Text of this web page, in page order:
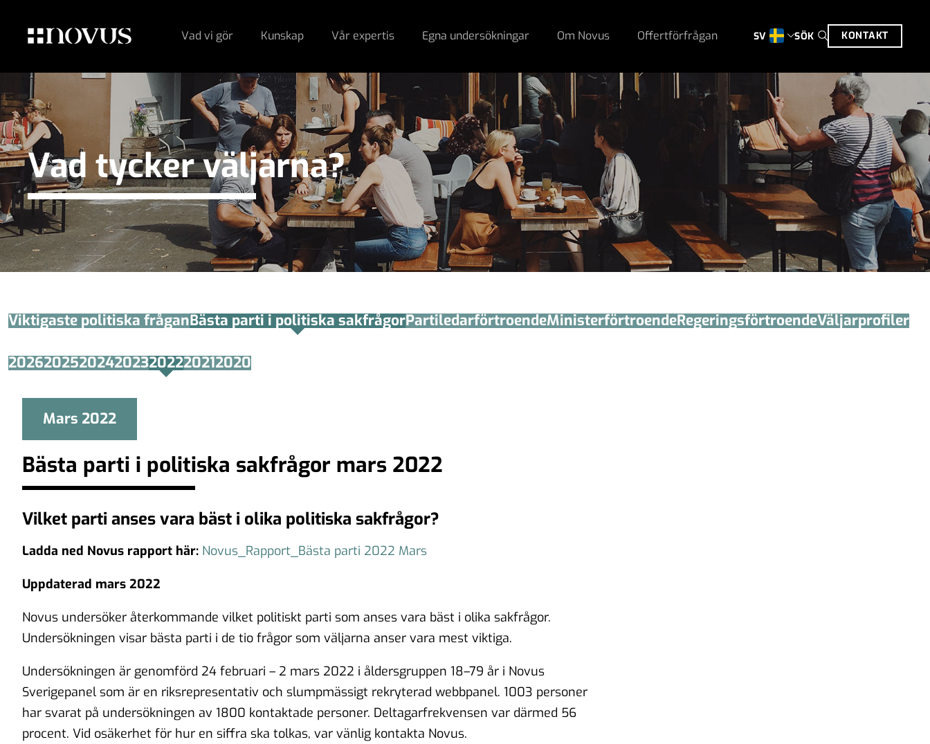
Vad vi gör Kunskap Vår expertis Egna undersökningar Om Novus Offertförfrågan SV SÖK KONTAKT
Vad tycker väljarna?
Viktigaste politiska fråganBästa parti i politiska sakfrågorPartiledar­förtroendeMinister­­förtroendeRegerings­förtroendeVäljarprofiler
2026202520242023202220212020
Mars 2022
Bästa parti i politiska sakfrågor mars 2022
Vilket parti anses vara bäst i olika politiska sakfrågor?
Ladda ned Novus rapport här: Novus_Rapport_Bästa parti 2022 Mars
Uppdaterad mars 2022
Novus undersöker återkommande vilket politiskt parti som anses vara bäst i olika sakfrågor.
Undersökningen visar bästa parti i de tio frågor som väljarna anser vara mest viktiga.
Undersökningen är genomförd 24 februari – 2 mars 2022 i åldersgruppen 18–79 år i Novus
Sverigepanel som är en riksrepresentativ och slumpmässigt rekryterad webbpanel. 1003 personer
har svarat på undersökningen av 1800 kontaktade personer. Deltagarfrekvensen var därmed 56
procent. Vid osäkerhet för hur en siffra ska tolkas, var vänlig kontakta Novus.